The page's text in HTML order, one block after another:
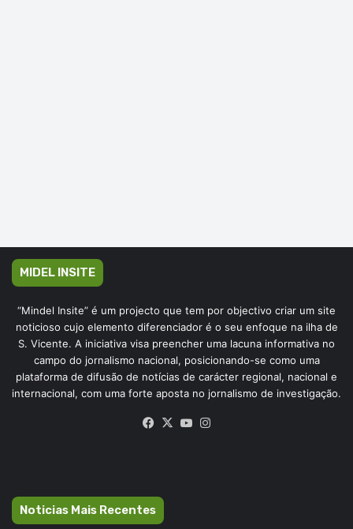
MIDEL INSITE
“Mindel Insite” é um projecto que tem por objectivo criar um site
noticioso cujo elemento diferenciador é o seu enfoque na ilha de
S. Vicente. A iniciativa visa preencher uma lacuna informativa no
campo do jornalismo nacional, posicionando-se como uma
plataforma de difusão de notícias de carácter regional, nacional e
internacional, com uma forte aposta no jornalismo de investigação.
Facebook
X YouTube
Noticias Mais Recentes